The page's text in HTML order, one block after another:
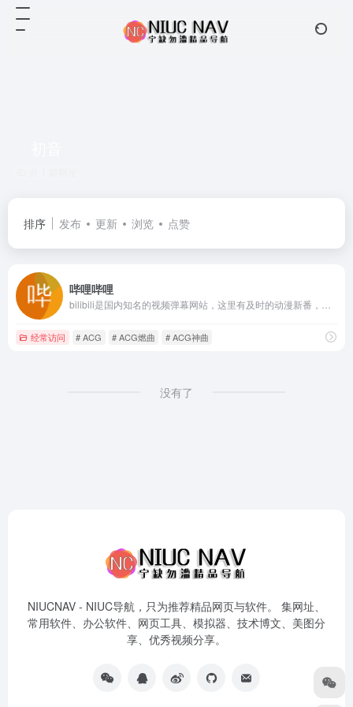
排序 发布 更新 浏览 点赞
哔哩哔哩
经常访问 # ACG # ACG燃曲 # ACG神曲
没有了
NIUCNAV - NIUC导航，只为推荐精品网页与软件。 集网址、
常用软件、办公软件、网页工具、模拟器、技术博文、美图分
享、优秀视频分享。